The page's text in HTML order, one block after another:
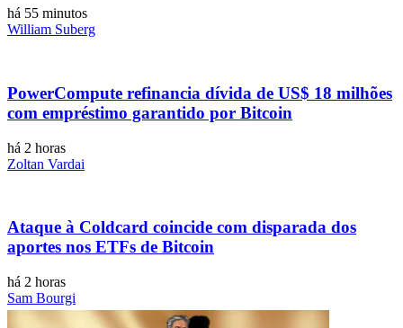
há 55 minutos
William Suberg
PowerCompute refinancia dívida de US$ 18 milhões
com empréstimo garantido por Bitcoin
há 2 horas
Zoltan Vardai
Ataque à Coldcard coincide com disparada dos
aportes nos ETFs de Bitcoin
há 2 horas
Sam Bourgi